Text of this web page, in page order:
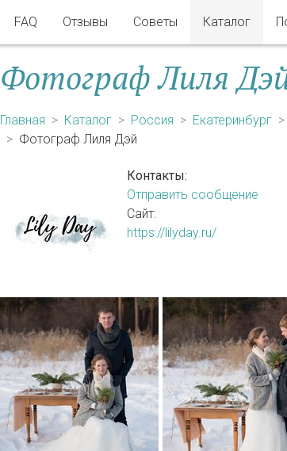
FAQ Отзывы Советы Каталог
Фотограф Лиля
Главная Каталог Россия Екатеринбург
Фотограф Лиля Дэй
Контакты:
Отправить сообщение
Сайт:
https://lilyday.ru/